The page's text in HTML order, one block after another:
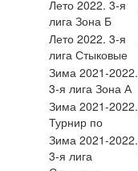
Лето 2022. 3-я
лига Зона Б
Лето 2022. 3-я
лига Стыковые
Зима 2021-2022.
3-я лига Зона А
Зима 2021-2022.
Турнир по
Зима 2021-2022.
3-я лига